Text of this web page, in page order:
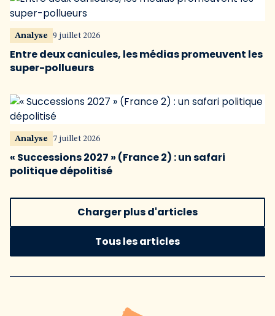
Analyse 9 juillet 2026
Entre deux canicules, les médias promeuvent les
super-pollueurs
Analyse 7 juillet 2026
« Successions 2027 » (France 2) : un safari
politique dépolitisé
Charger plus d'articles
Tous les articles